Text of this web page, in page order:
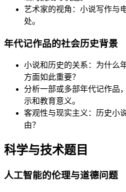
艺术家的视角：小说写作与
处。
年代记作品的社会历史背景
小说和历史的关系：为什么
方面如此重要？
分析一部或多部年代记作品
示和教育意义。
客观性与现实主义：历史小
由？
科学与技术题目
人工智能的伦理与道德问题